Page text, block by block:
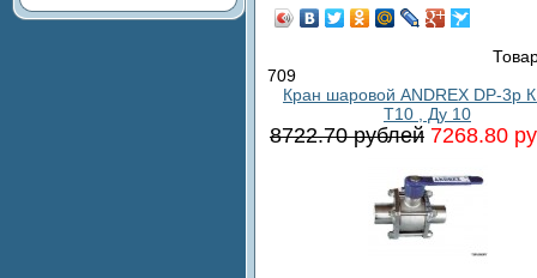
709
Кран шаровой ANDREX DP-3p
T10 , Ду 10
8722.70 рублей 7268.80